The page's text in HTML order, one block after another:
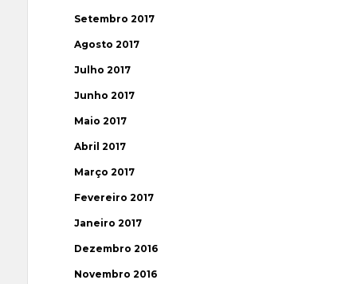
Setembro 2017
Agosto 2017
Julho 2017
Junho 2017
Maio 2017
Abril 2017
Março 2017
Fevereiro 2017
Janeiro 2017
Dezembro 2016
Novembro 2016